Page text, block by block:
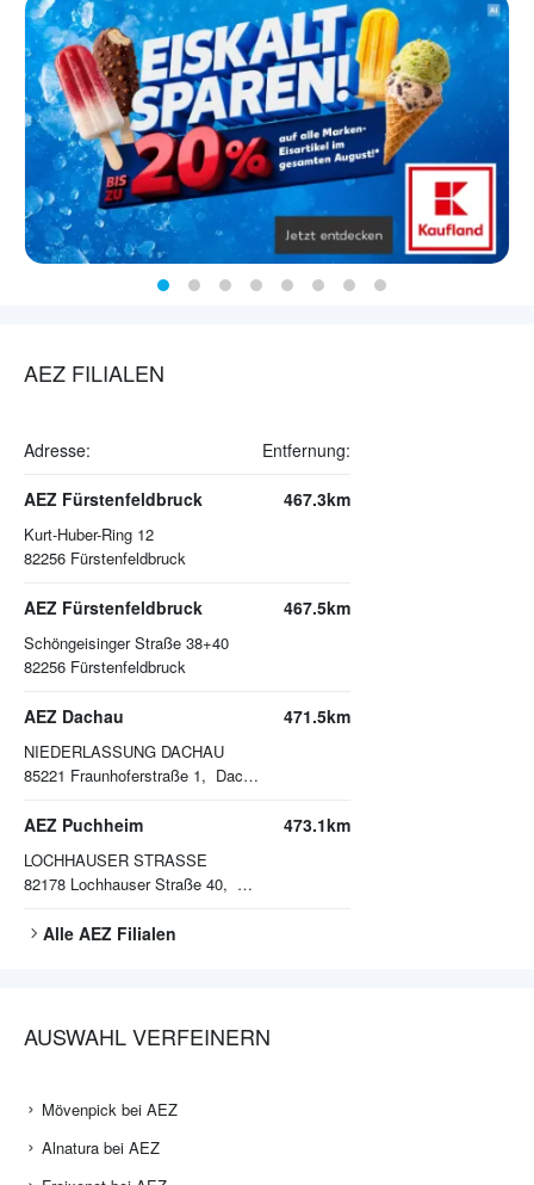
AEZ FILIALEN
Adresse: Entfernung:
AEZ Fürstenfeldbruck
Kurt-Huber-Ring 12
82256 Fürstenfeldbruck
467.3km
AEZ Fürstenfeldbruck
Schöngeisinger Straße 38+40
82256 Fürstenfeldbruck
467.5km
AEZ Dachau
NIEDERLASSUNG DACHAU
85221 Fraunhoferstraße 1, Dachau
471.5km
AEZ Puchheim
LOCHHAUSER STRASSE
82178 Lochhauser Straße 40, Puchheim
473.1km
Alle AEZ Filialen
AUSWAHL VERFEINERN
Mövenpick bei AEZ
Alnatura bei AEZ